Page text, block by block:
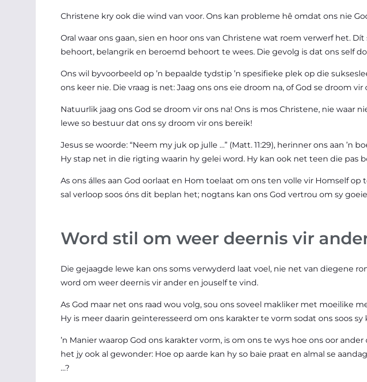
Christene kry ook die wind van voor. Ons kan probleme hê omdat ons nie
Oral waar ons gaan, sien en hoor ons van Christene wat roem verwerf het.
behoort, belangrik en beroemd behoort te wees. Die gevolg is dat ons self
Ons wil byvoorbeeld op ’n bepaalde tydstip ’n spesifieke plek op die
ons keer nie. Die vraag is net: Jaag ons ons eie droom na, of God se droom vir
Natuurlik jaag ons God se droom vir ons na! Ons is mos Christene, nie waar
lewe so bestuur dat ons sy droom vir ons bereik!
Jesus se woorde: “Neem my juk op julle …” (Matt. 11:29), herinner ons aan ’n
Hy stap net in die rigting waarin hy gelei word. Hy kan ook net teen die pas
As ons álles aan God oorlaat en Hom toelaat om ons ten volle vir Homself
sal verloop soos óns dit beplan het; nogtans kan ons God vertrou om sy
Word stil om weer deernis vir
Die gejaagde lewe kan ons soms verwyderd laat voel, nie net van diegene
word om weer deernis vir ander en jouself te vind.
As God maar net ons raad wou volg, sou ons soveel makliker met moeilike
Hy is meer daarin geïnteresseerd om ons karakter te vorm sodat ons soos sy
’n Manier waarop God ons karakter vorm, is om ons te wys hoe ons oor
het jy ook al gewonder: Hoe op aarde kan hy so baie praat en almal se
…?